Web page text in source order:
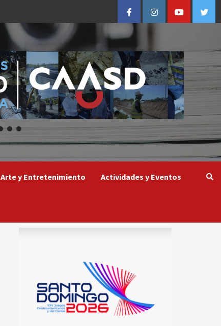
FacebookInstagramYoutube
Arte y Entretenimiento Actividades y Eventos